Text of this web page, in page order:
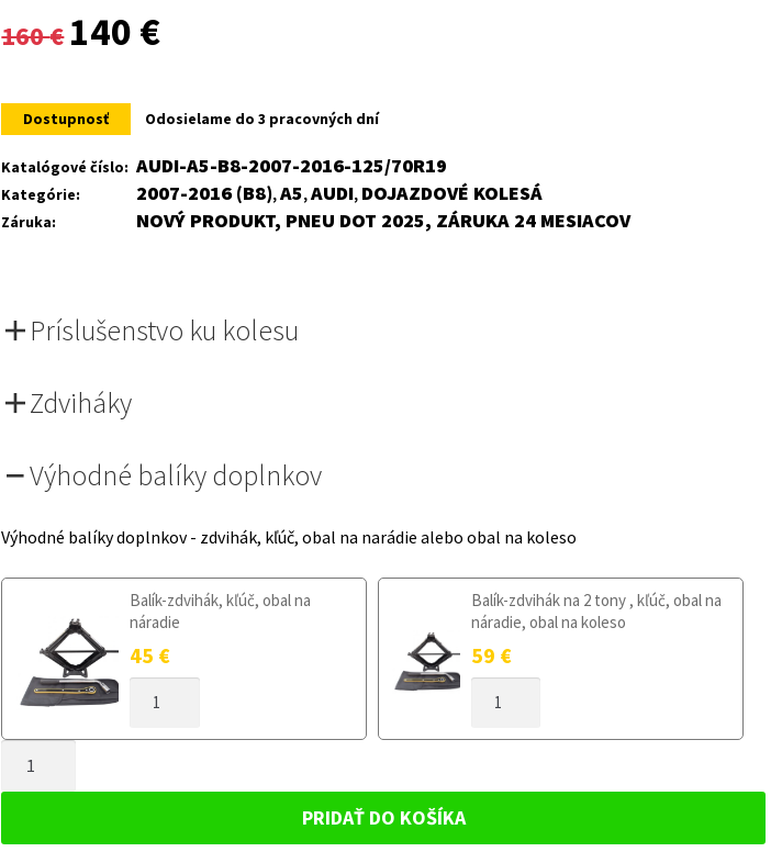
160€
Original
was:
160 €.
140 €
is:
140 €.
Dostupnosť Odosielame do 3 pracovných dní
Katalógové číslo: AUDI-A5-B8-2007-2016-125/70R19
Kategórie: 2007-2016 (B8),A5,AUDI, DOJAZDOVÉ KOLESÁ
Záruka: NOVÝ PRODUKT, PNEU DOT 2025, ZÁRUKA 24 MESIACOV
Príslušenstvo ku kolesu
Zdviháky
Výhodné balíky doplnkov
Výhodné balíky doplnkov - zdvihák, kľúč, obal na narádie alebo obal na koleso
Balík-zdvihák, kľúč, obal na
náradie
45 €
DOJAZDOVÉ
B8
2016
Balík-zdvihák na 2 tony , kľúč, obal na
náradie, obal na koleso
59 €
DOJAZDOVÉ
B8
2016
PRIDAŤ DO KOŠÍKA